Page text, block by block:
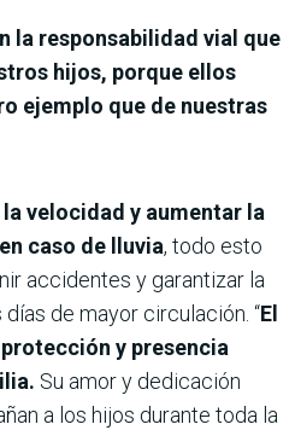
la responsabilidad vial que
hijos, porque ellos
ejemplo que de nuestras
velocidad y aumentar la
caso de lluvia, todo esto
accidentes y garantizar la
de mayor circulación. “El
y presencia
Su amor y dedicación
a los hijos durante toda la